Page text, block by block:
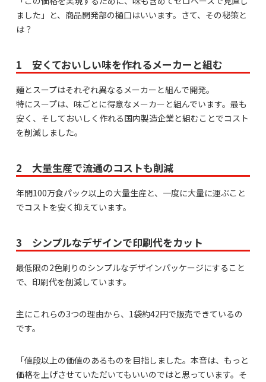
ました」と、商品開発部の樋口はいいます。さて、その秘策と
は？
1 安くておいしい味を作れるメーカーと組む
麺とスープはそれぞれ異なるメーカーと組んで開発。
特にスープは、味ごとに得意なメーカーと組んでいます。最も
安く、そしておいしく作れる国内製造企業と組むことでコスト
を削減しました。
2 大量生産で流通のコストも削減
年間100万食パック以上の大量生産と、一度に大量に運ぶこと
でコストを安く抑えています。
3 シンプルなデザインで印刷代をカット
最低限の2色刷りのシンプルなデザインパッケージにすること
で、印刷代を削減しています。
主にこれらの3つの理由から、1袋約42円で販売できているの
です。
「値段以上の価値のあるものを目指しました。本音は、もっと
価格を上げさせていただいてもいいのではと思っています。そ